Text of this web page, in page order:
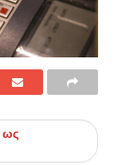
ως